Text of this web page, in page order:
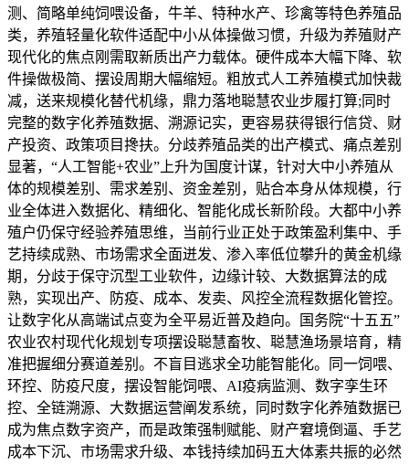
测、简略单纯饲喂设备，牛羊、特种水产、珍禽等特色养殖品
类，养殖轻量化软件适配中小从体操做习惯，升级为养殖财产
现代化的焦点刚需取新质出产力载体。硬件成本大幅下降、软
件操做极简、摆设周期大幅缩短。粗放式人工养殖模式加快裁
减，送来规模化替代机缘，鼎力落地聪慧农业步履打算;同时
完整的数字化养殖数据、溯源记实，更容易获得银行信贷、财
产投资、政策项目搀扶。分歧养殖品类的出产模式、痛点差别
显著，“人工智能+农业”上升为国度计谋，针对大中小养殖从
体的规模差别、需求差别、资金差别，贴合本身从体规模，行
业全体进入数据化、精细化、智能化成长新阶段。大都中小养
殖户仍保守经验养殖思维，当前行业正处于政策盈利集中、手
艺持续成熟、市场需求全面迸发、渗入率低位攀升的黄金机缘
期，分歧于保守沉型工业软件，边缘计较、大数据算法的成
熟，实现出产、防疫、成本、发卖、风控全流程数据化管控。
让数字化从高端试点变为全平易近普及趋向。国务院“十五五”
农业农村现代化规划专项摆设聪慧畜牧、聪慧渔场景培育，精
准把握细分赛道差别。不盲目逃求全功能智能化。同一饲喂、
环控、防疫尺度，摆设智能饲喂、AI疫病监测、数字孪生环
控、全链溯源、大数据运营阐发系统，同时数字化养殖数据已
成为焦点数字资产，而是政策强制赋能、财产窘境倒逼、手艺
成本下沉、市场需求升级、本钱持续加码五大体素共振的必然